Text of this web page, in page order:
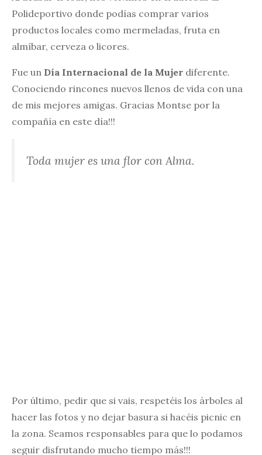
Polideportivo donde podías comprar varios
productos locales como mermeladas, fruta en
almíbar, cerveza o licores.
Fue un Día Internacional de la Mujer diferente.
Conociendo rincones nuevos llenos de vida con una
de mis mejores amigas. Gracias Montse por la
compañía en este día!!!
Toda mujer es una flor con Alma.
Por último, pedir que si vais, respetéis los árboles al
hacer las fotos y no dejar basura si hacéis picnic en
la zona. Seamos responsables para que lo podamos
seguir disfrutando mucho tiempo más!!!